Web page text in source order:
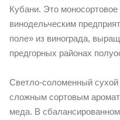
Кубани. Это
винодельческим
поле» из винограда,
предгорных районах
Светло-соломенный
сложным сортовым
меда. В